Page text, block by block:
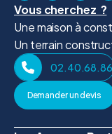
Vous cherchez ?
Une maison à
Un terrain
Demander un devis